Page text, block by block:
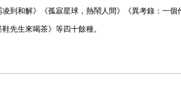
到和解》《孤寂星球，熱鬧人間》《異考錄：一個
先生來喝茶》等四十餘種。